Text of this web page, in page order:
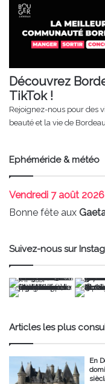
Découvrez
TikTok !
Rejoignez-nous pour des
beauté et la vie de
Ephéméride & météo
Vendredi 7 août 2026
Bonne fête aux
Suivez-nous sur
Articles les plus
En